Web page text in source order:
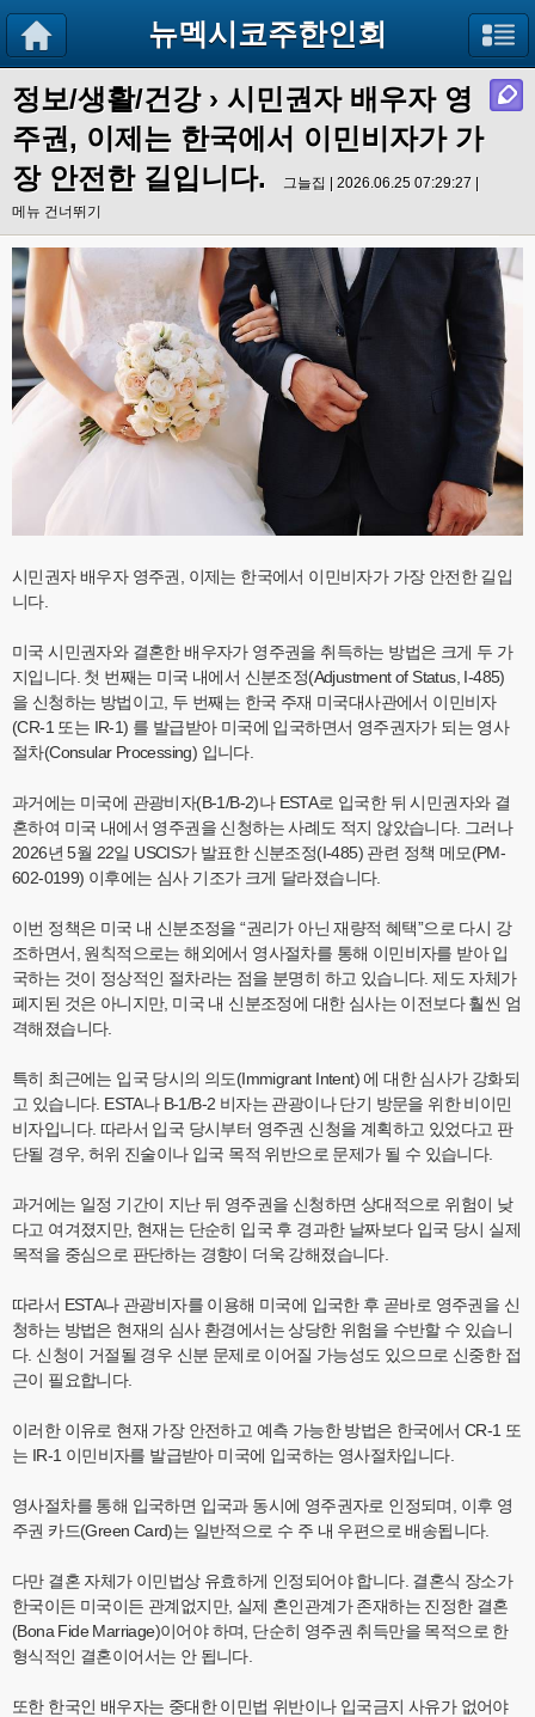
뉴멕시코주한인회
정보/생활/건강› 시민권자 배우자 영
주권, 이제는 한국에서 이민비자가 가
장 안전한 길입니다.
그늘집 | 2026.06.25 07:29:27 |
메뉴 건너뛰기
시민권자 배우자 영주권, 이제는 한국에서 이민비자가 가장 안전한 길입
니다.
미국 시민권자와 결혼한 배우자가 영주권을 취득하는 방법은 크게 두 가
지입니다. 첫 번째는 미국 내에서 신분조정(Adjustment of Status, I-485)
을 신청하는 방법이고, 두 번째는 한국 주재 미국대사관에서 이민비자
(CR-1 또는 IR-1) 를 발급받아 미국에 입국하면서 영주권자가 되는 영사
절차(Consular Processing) 입니다.
과거에는 미국에 관광비자(B-1/B-2)나 ESTA로 입국한 뒤 시민권자와 결
혼하여 미국 내에서 영주권을 신청하는 사례도 적지 않았습니다. 그러나
2026년 5월 22일 USCIS가 발표한 신분조정(I-485) 관련 정책 메모(PM-
602-0199) 이후에는 심사 기조가 크게 달라졌습니다.
이번 정책은 미국 내 신분조정을 “권리가 아닌 재량적 혜택”으로 다시 강
조하면서, 원칙적으로는 해외에서 영사절차를 통해 이민비자를 받아 입
국하는 것이 정상적인 절차라는 점을 분명히 하고 있습니다. 제도 자체가
폐지된 것은 아니지만, 미국 내 신분조정에 대한 심사는 이전보다 훨씬 엄
격해졌습니다.
특히 최근에는 입국 당시의 의도(Immigrant Intent) 에 대한 심사가 강화되
고 있습니다. ESTA나 B-1/B-2 비자는 관광이나 단기 방문을 위한 비이민
비자입니다. 따라서 입국 당시부터 영주권 신청을 계획하고 있었다고 판
단될 경우, 허위 진술이나 입국 목적 위반으로 문제가 될 수 있습니다.
과거에는 일정 기간이 지난 뒤 영주권을 신청하면 상대적으로 위험이 낮
다고 여겨졌지만, 현재는 단순히 입국 후 경과한 날짜보다 입국 당시 실제
목적을 중심으로 판단하는 경향이 더욱 강해졌습니다.
따라서 ESTA나 관광비자를 이용해 미국에 입국한 후 곧바로 영주권을 신
청하는 방법은 현재의 심사 환경에서는 상당한 위험을 수반할 수 있습니
다. 신청이 거절될 경우 신분 문제로 이어질 가능성도 있으므로 신중한 접
근이 필요합니다.
이러한 이유로 현재 가장 안전하고 예측 가능한 방법은 한국에서 CR-1 또
는 IR-1 이민비자를 발급받아 미국에 입국하는 영사절차입니다.
영사절차를 통해 입국하면 입국과 동시에 영주권자로 인정되며, 이후 영
주권 카드(Green Card)는 일반적으로 수 주 내 우편으로 배송됩니다.
다만 결혼 자체가 이민법상 유효하게 인정되어야 합니다. 결혼식 장소가
한국이든 미국이든 관계없지만, 실제 혼인관계가 존재하는 진정한 결혼
(Bona Fide Marriage)이어야 하며, 단순히 영주권 취득만을 목적으로 한
형식적인 결혼이어서는 안 됩니다.
또한 한국인 배우자는 중대한 이민법 위반이나 입국금지 사유가 없어야